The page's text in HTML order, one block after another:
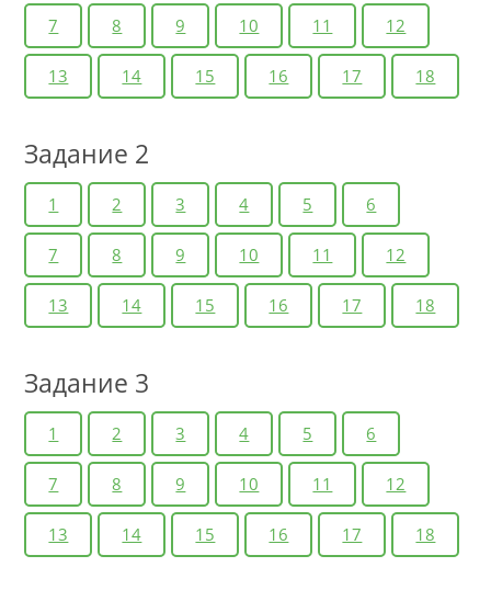
7 8 9 10 11 12
13 14 15 16 17 18
Задание 2
1 2 3 4 5 6
7 8 9 10 11 12
13 14 15 16 17 18
Задание 3
1 2 3 4 5 6
7 8 9 10 11 12
13 14 15 16 17 18